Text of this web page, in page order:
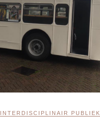
INTERDISCIPLINAIR PUBLIEK